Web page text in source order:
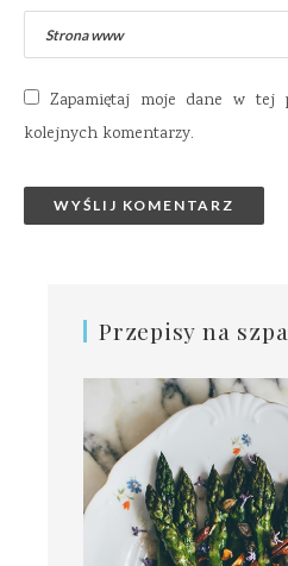
Zapamiętaj moje dane w tej
kolejnych komentarzy.
Przepisy na